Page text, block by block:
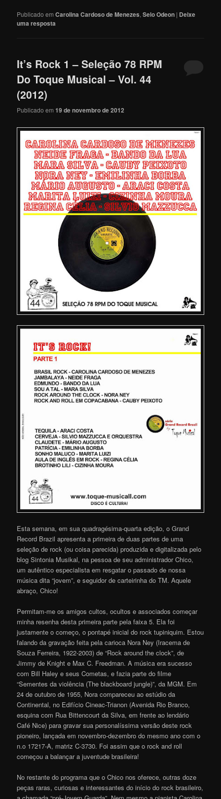
Publicado em Carolina Cardoso de Menezes,Selo Odeon | Deixe
uma resposta
It’s Rock 1 – Seleção 78 RPM
Do Toque Musical – Vol. 44
(2012)
Publicado em19 de novembro de 2012
Esta semana, em sua quadragésima-quarta edição, o Grand
Record Brazil apresenta a primeira de duas partes de uma
seleção de rock (ou coisa parecida) produzida e digitalizada pelo
blog Sintonia Musikal, na pessoa de seu administrador Chico,
um autêntico especialista em resgatar o passado de nossa
música dita “jovem”, e seguidor de carteirinha do TM. Aquele
abraço, Chico!
Permitam-me os amigos cultos, ocultos e associados começar
minha resenha desta primeira parte pela faixa 5. Ela foi
justamente o começo, o pontapé inicial do rock tupiniquim. Estou
falando da gravação feita pela carioca Nora Ney (Iracema de
Souza Ferreira, 1922-2003) de “Rock around the clock”, de
Jimmy de Knight e Max C. Freedman. A música era sucesso
com Bill Haley e seus Cometas, e fazia parte do filme
“Sementes da violência (The blackboard jungle)”, da MGM. Em
24 de outubro de 1955, Nora compareceu ao estúdio da
Continental, no Edifício Cineac-Trianon (Avenida Rio Branco,
esquina com Rua Bittencourt da Silva, em frente ao lendário
Café Nice) para gravar sua personalíssima versão deste rock
pioneiro, lançada em novembro-dezembro do mesmo ano com o
n.o 17217-A, matriz C-3730. Foi assim que o rock and roll
começou a balançar a juventude brasileira!
No restante do programa que o Chico nos oferece, outras doze
peças raras, curiosas e interessantes do início do rock brasileiro,